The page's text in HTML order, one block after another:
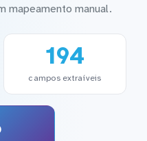
mapeamento manual.
194
campos extraíveis